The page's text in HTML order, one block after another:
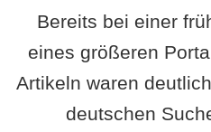
Bereits bei einer
eines größeren
Artikeln waren
deutschen